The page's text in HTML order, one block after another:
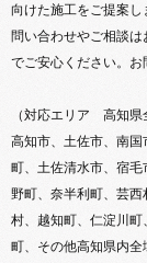
向けた施工をご提案
問い合わせやご相談
でご安心ください。お
（対応エリア 高知県
高知市、土佐市、南
町、土佐清水市、宿
野町、奈半利町、芸
村、越知町、仁淀川
町、その他高知県内全